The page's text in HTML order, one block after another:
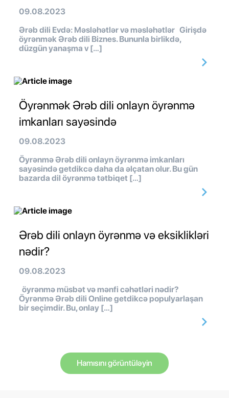
09.08.2023
Ərəb dili Evdə: Məsləhətlər və məsləhətlər Girişdə
öyrənmək Ərəb dili Biznes. Bununla birlikdə,
düzgün yanaşma v […]
Öyrənmək Ərəb dili onlayn öyrənmə
imkanları sayəsində
09.08.2023
Öyrənmə Ərəb dili onlayn öyrənmə imkanları
sayəsində getdikcə daha da əlçatan olur. Bu gün
bazarda dil öyrənmə tətbiqet […]
Ərəb dili onlayn öyrənmə və eksiklikləri
nədir?
09.08.2023
öyrənmə müsbət və mənfi cəhətləri nədir?
Öyrənmə Ərəb dili Online getdikcə populyarlaşan
bir seçimdir. Bu, onlay […]
Hamısını görüntüləyin